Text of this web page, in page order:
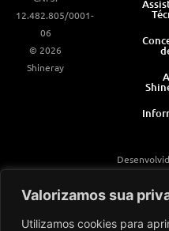
Valorizamos sua
Utilizamos cookies para
12.482.805/0001-
06
© 2026
Shineray
A